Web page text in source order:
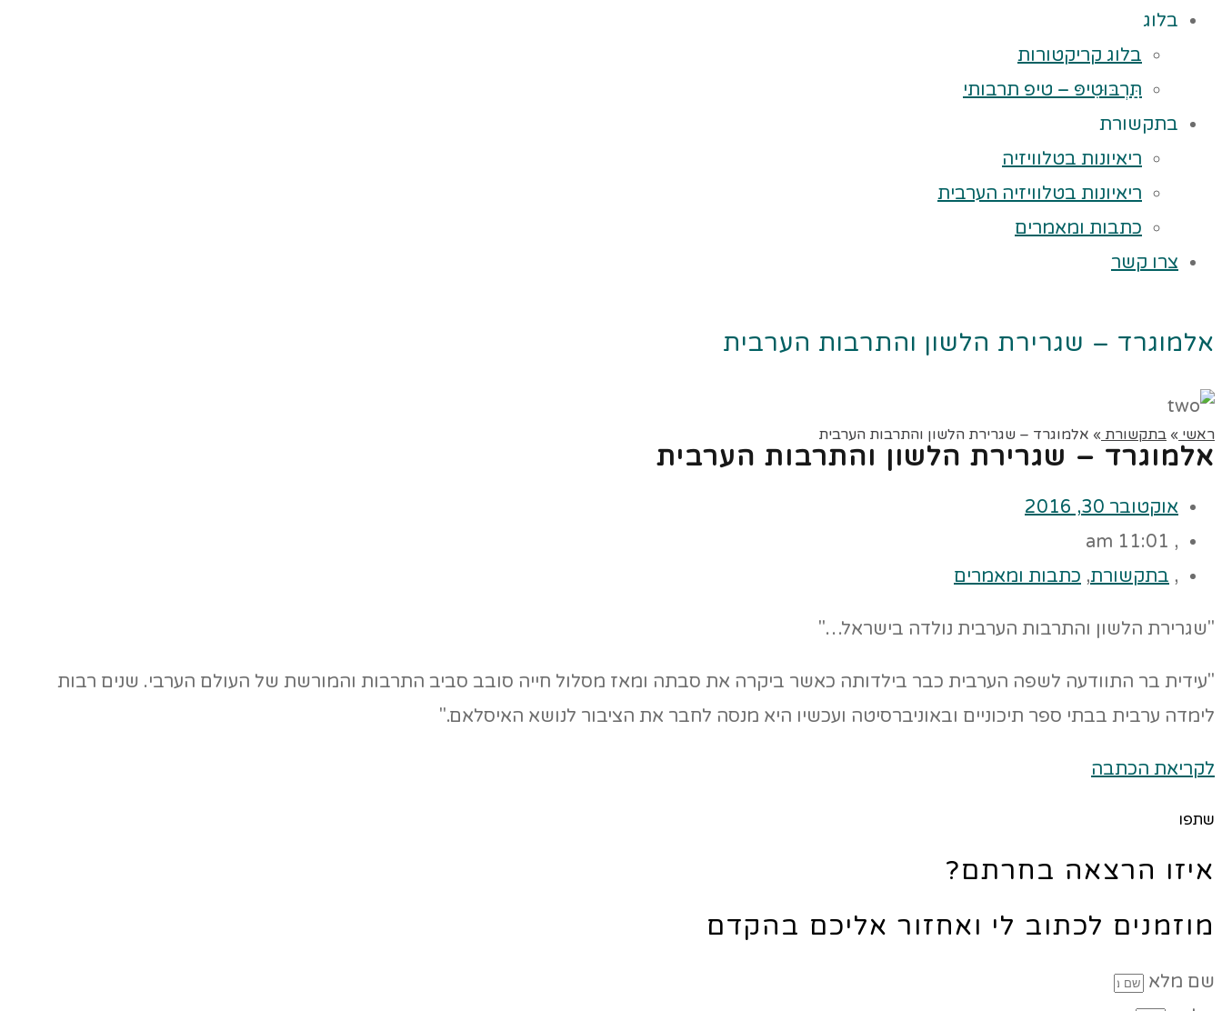
בלוג
בלוג קריקטורות
תַּרְבּוּטִיפּ – טיפ תרבותי
בתקשורת
ריאיונות בטלוויזיה
ריאיונות בטלוויזיה הערבית
כתבות ומאמרים
צרו קשר
אלמוגרד – שגרירת הלשון והתרבות הערבית
ראשי » בתקשורת » אלמוגרד – שגרירת הלשון והתרבות הערבית
אלמוגרד – שגרירת הלשון והתרבות הערבית
אוקטובר 30, 2016
,
11:01 am
, בתקשורת, כתבות ומאמרים
"שגרירת הלשון והתרבות הערבית נולדה בישראל…"
"עידית בר התוודעה לשפה הערבית כבר בילדותה כאשר ביקרה את סבתה ומאז מסלול חייה סובב סביב התרבות והמורשת של העולם הערבי. שנים רבות
לימדה ערבית בבתי ספר תיכוניים ובאוניברסיטה ועכשיו היא מנסה לחבר את הציבור לנושא האיסלאם."
לקריאת הכתבה
שתפו
איזו הרצאה בחרתם?
מוזמנים לכתוב לי ואחזור אליכם בהקדם
שם מלא